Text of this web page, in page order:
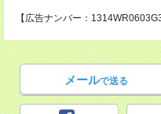
【広告ナンバー：
メールで送る